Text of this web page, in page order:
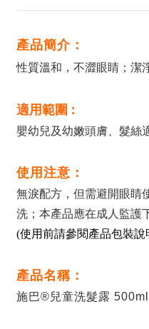
產品簡介：
性質溫和，不澀眼睛；潔
適用範圍 :
嬰幼兒及幼嫩頭膚、髮絲
使用注意：
無淚配方，但需避開眼睛
洗；本產品應在成人監護
(使用前請參閱產品包裝說
產品名稱：
施巴®兒童洗髮露 500ml